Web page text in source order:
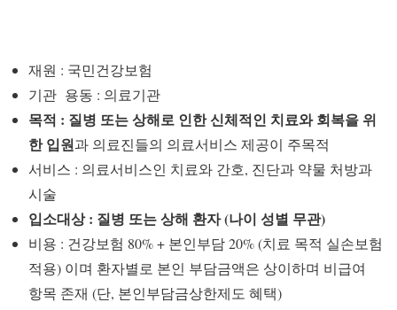
재원 : 국민건강보험
기관 용동 : 의료기관
목적 : 질병 또는 상해로 인한 신체적인 치료와 회복을 위
한 입원과 의료진들의 의료서비스 제공이 주목적
서비스 : 의료서비스인 치료와 간호, 진단과 약물 처방과
시술
입소대상 : 질병 또는 상해 환자 (나이 성별 무관)
비용 : 건강보험 80% + 본인부담 20% (치료 목적 실손보험
적용) 이며 환자별로 본인 부담금액은 상이하며 비급여
항목 존재 (단, 본인부담금상한제도 혜택)